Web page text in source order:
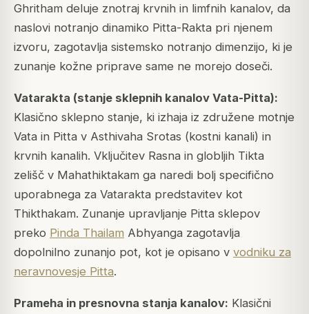
Ghritham deluje znotraj krvnih in limfnih kanalov, da
naslovi notranjo dinamiko Pitta-Rakta pri njenem
izvoru, zagotavlja sistemsko notranjo dimenzijo, ki je
zunanje kožne priprave same ne morejo doseči.
Vatarakta (stanje sklepnih kanalov Vata-Pitta):
Klasično sklepno stanje, ki izhaja iz združene motnje
Vata in Pitta v Asthivaha Srotas (kostni kanali) in
krvnih kanalih. Vključitev Rasna in globljih Tikta
zelišč v Mahathiktakam ga naredi bolj specifično
uporabnega za Vatarakta predstavitev kot
Thikthakam. Zunanje upravljanje Pitta sklepov
preko Pinda Thailam Abhyanga zagotavlja
dopolnilno zunanjo pot, kot je opisano v vodniku za
neravnovesje Pitta.
Prameha in presnovna stanja kanalov: Klasični